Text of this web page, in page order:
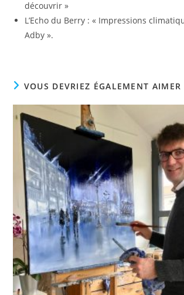
découvrir »
L’Echo du Berry : « Impressions
Adby ».
VOUS DEVRIEZ ÉGALEMENT AIMER